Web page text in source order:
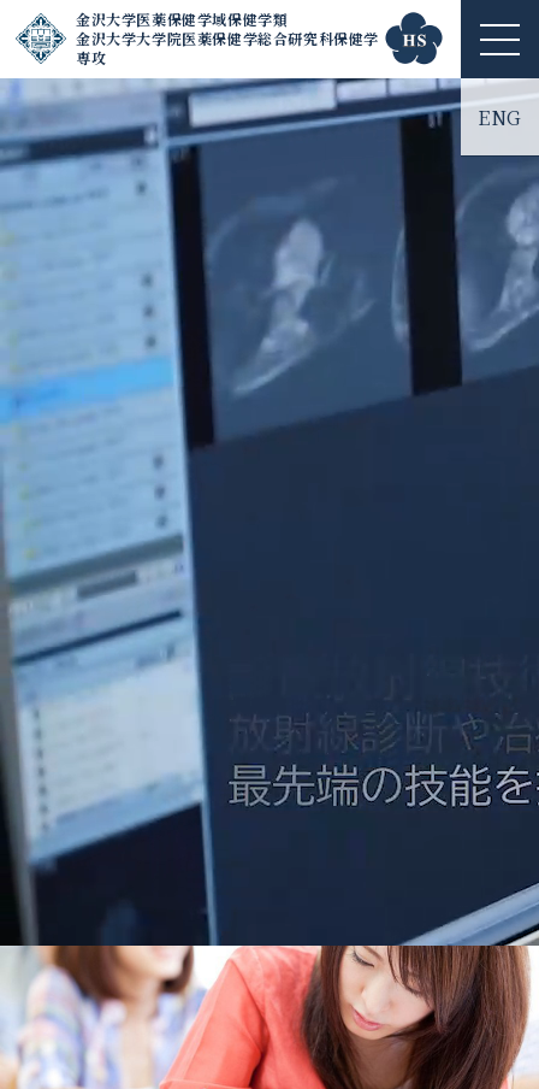
金沢大学医薬保健学域保健学類
金沢大学大学院医薬保健学総合研究科保健学
専攻
ME
NU
ENG